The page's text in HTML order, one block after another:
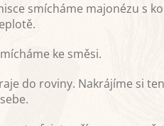
smícháme majonézu s
ke směsi.
do roviny. Nakrájíme si